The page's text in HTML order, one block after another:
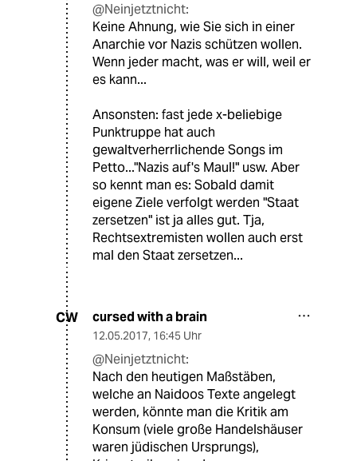
@Neinjetztnicht:
Keine Ahnung, wie Sie sich in einer
Anarchie vor Nazis schützen wollen.
Wenn jeder macht, was er will, weil er
es kann...
Ansonsten: fast jede x-beliebige
Punktruppe hat auch
gewaltverherrlichende Songs im
Petto..."Nazis auf's Maul!" usw. Aber
so kennt man es: Sobald damit
eigene Ziele verfolgt werden "Staat
zersetzen" ist ja alles gut. Tja,
Rechtsextremisten wollen auch erst
mal den Staat zersetzen...
CW cursed with a brain
12.05.2017, 16:45 Uhr
@Neinjetztnicht:
Nach den heutigen Maßstäben,
welche an Naidoos Texte angelegt
werden, könnte man die Kritik am
Konsum (viele große Handelshäuser
waren jüdischen Ursprungs),